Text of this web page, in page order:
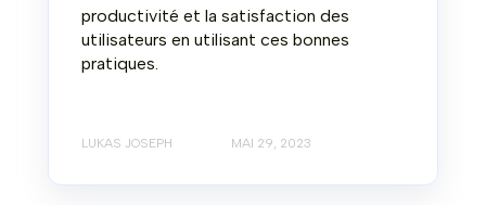
productivité et la satisfaction des
utilisateurs en utilisant ces bonnes
pratiques.
LUKAS JOSEPH MAI 29, 2023